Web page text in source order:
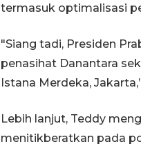
termasuk optimalisasi
"Siang tadi, Presiden
penasihat Danantara
Istana Merdeka,
Lebih lanjut, Teddy
menitikberatkan pada